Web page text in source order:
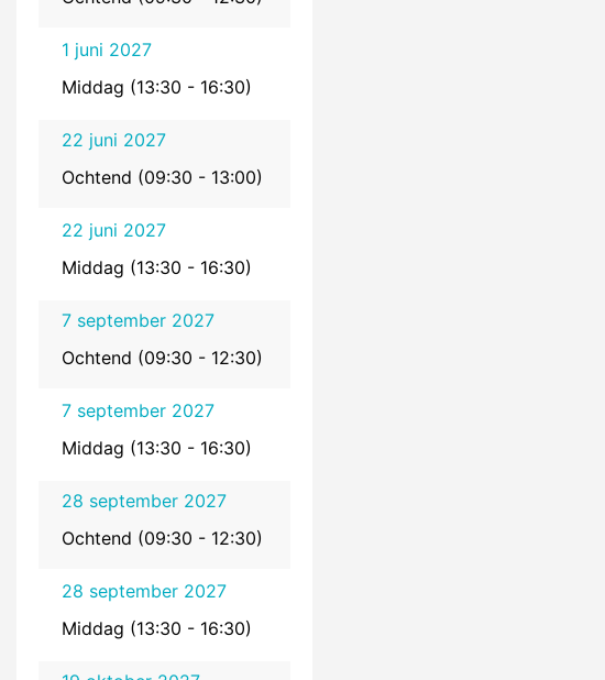
1 juni 2027
Middag (13:30 - 16:30)
22 juni 2027
Ochtend (09:30 - 13:00)
22 juni 2027
Middag (13:30 - 16:30)
7 september 2027
Ochtend (09:30 - 12:30)
7 september 2027
Middag (13:30 - 16:30)
28 september 2027
Ochtend (09:30 - 12:30)
28 september 2027
Middag (13:30 - 16:30)